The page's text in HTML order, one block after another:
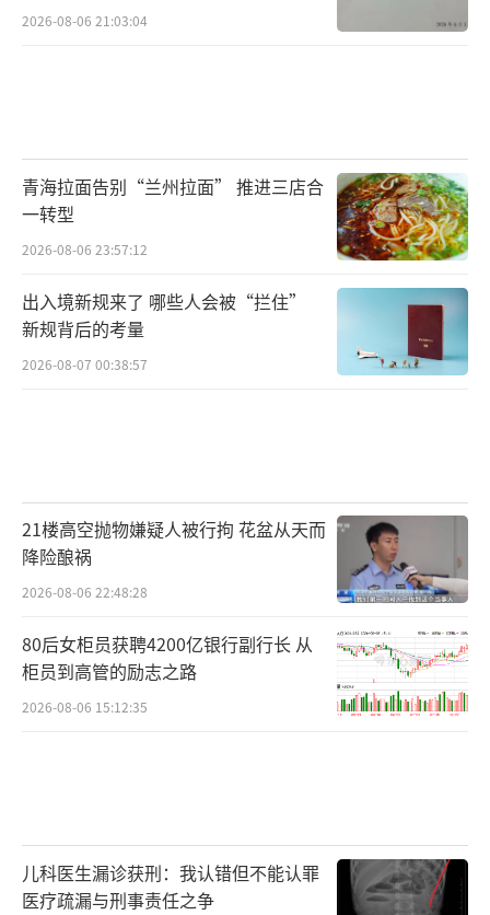
2026-08-06 21:03:04
青海拉面告别“兰州拉面” 推进三店合
一转型
2026-08-06 23:57:12
出入境新规来了 哪些人会被“拦住”
新规背后的考量
2026-08-07 00:38:57
21楼高空抛物嫌疑人被行拘 花盆从天而
降险酿祸
2026-08-06 22:48:28
80后女柜员获聘4200亿银行副行长 从
柜员到高管的励志之路
2026-08-06 15:12:35
儿科医生漏诊获刑：我认错但不能认罪
医疗疏漏与刑事责任之争